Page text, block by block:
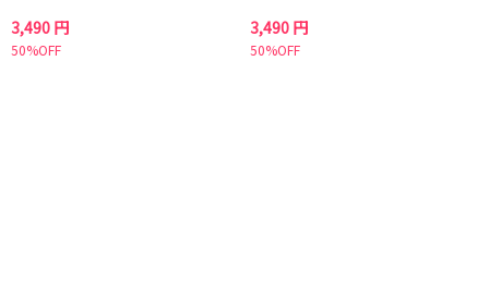
3,490 円
50%OFF
3,490 円
50%OFF